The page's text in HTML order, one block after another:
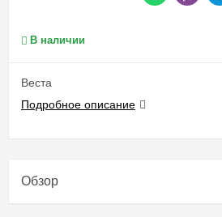
В наличии
Веста
Подробное описание
Обзор